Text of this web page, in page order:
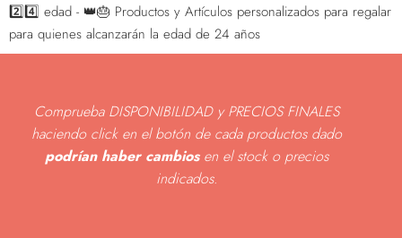
2️⃣4️⃣ edad - 👑🎂 Productos y Artículos personalizados para regalar
para quienes alcanzarán la edad de 24 años
Comprueba DISPONIBILIDAD y PRECIOS FINALES
haciendo click en el botón de cada productos dado
podrían haber cambiosen el stock o precios
indicados.